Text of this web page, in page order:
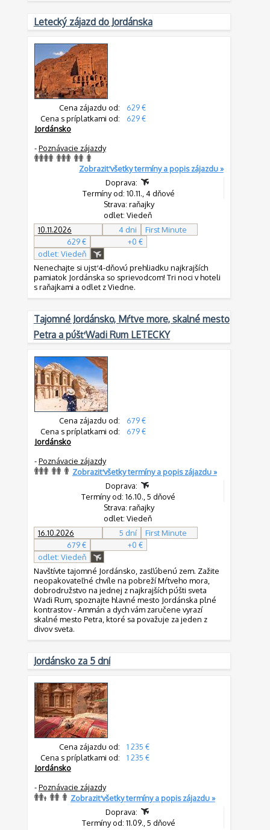
Letecký zájazd do Jordánska
Cena zájazdu od:
629 €
Cena s príplatkami od:
629 €
Jordánsko
-Poznávacie zájazdy
Zobraziť všetky termíny a popis zájazdu »
Doprava:
Termíny od: 10.11., 4 dňové
Strava: raňajky
odlet: Viedeň
10.11.2026
4 dni
First Minute
629 €
+0 €
odlet: Viedeň
Nenechajte si ujsť 4-dňovú prehliadku najkrajších
pamiatok Jordánska so sprievodcom! Tri noci v hoteli
s raňajkami a odlet z Viedne.
Tajomné Jordánsko, Mŕtve more, skalné mesto
Petra a púšť Wadi Rum LETECKY
Cena zájazdu od:
679 €
Cena s príplatkami od:
679 €
Jordánsko
-Poznávacie zájazdy
Zobraziť všetky termíny a popis zájazdu »
Doprava:
Termíny od: 16.10., 5 dňové
Strava: raňajky
odlet: Viedeň
16.10.2026
5 dní
First Minute
679 €
+0 €
odlet: Viedeň
Navštívte tajomné Jordánsko, zasľúbenú zem. Zažite
neopakovateľné chvíle na pobreží Mŕtveho mora,
dobrodružstvo na jednej z najkrajších púšti sveta
Wadi Rum, spoznajte hlavné mesto Jordánska plné
kontrastov - Ammán a dych vám zaručene vyrazí
skalné mesto Petra, ktoré sa považuje za jeden z
divov sveta.
Jordánsko za 5 dní
Cena zájazdu od:
1 235 €
Cena s príplatkami od:
1 235 €
Jordánsko
-Poznávacie zájazdy
Zobraziť všetky termíny a popis zájazdu »
Doprava:
Termíny od: 11.09., 5 dňové